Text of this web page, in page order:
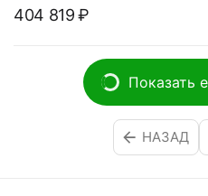
404 819 ₽
Показать
НАЗАД